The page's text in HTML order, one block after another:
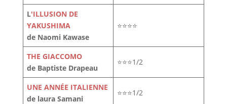
L'ILLUSION DE
YAKUSHIMA
de Naomi Kawase
⭐⭐⭐⭐
THE GIACCOMO
de Baptiste Drapeau
⭐⭐⭐1/2
UNE ANNÉE ITALIENNE
de laura Samani
⭐⭐⭐1/2